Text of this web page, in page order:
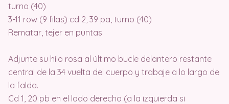
turno (40)
3-11 row (9 filas) cd 2, 39 pa, turno (40)
Rematar, tejer en puntas
Adjunte su hilo rosa al último bucle delantero restante
central de la 34 vuelta del cuerpo y trabaje a lo largo de
la falda.
Cd 1, 20 pb en el lado derecho (a la izquierda si